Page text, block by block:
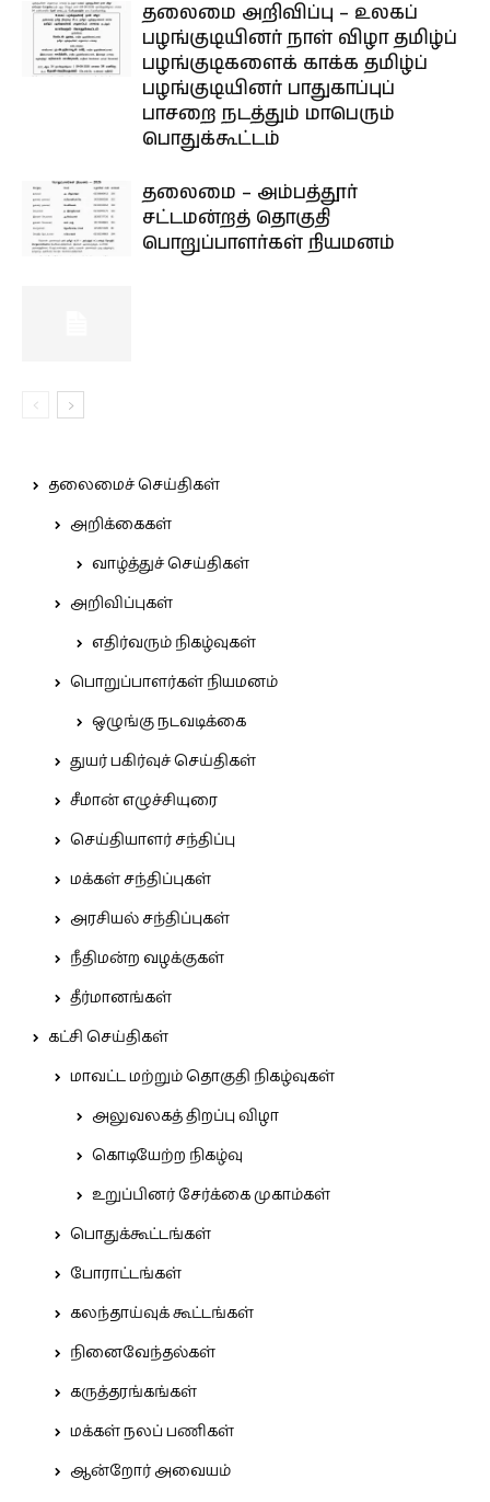
தலைமை அறிவிப்பு – உலகப்
பழங்குடியினர் நாள் விழா தமிழ்ப்
பழங்குடிகளைக் காக்க தமிழ்ப்
பழங்குடியினர் பாதுகாப்புப்
பாசறை நடத்தும் மாபெரும்
பொதுக்கூட்டம்
தலைமை – அம்பத்தூர்
சட்டமன்றத் தொகுதி
பொறுப்பாளர்கள் நியமனம்
தலைமைச் செய்திகள்
அறிக்கைகள்
வாழ்த்துச் செய்திகள்
அறிவிப்புகள்
எதிர்வரும் நிகழ்வுகள்
பொறுப்பாளர்கள் நியமனம்
ஒழுங்கு நடவடிக்கை
துயர் பகிர்வுச் செய்திகள்
சீமான் எழுச்சியுரை
செய்தியாளர் சந்திப்பு
மக்கள் சந்திப்புகள்
அரசியல் சந்திப்புகள்
நீதிமன்ற வழக்குகள்
தீர்மானங்கள்
கட்சி செய்திகள்
மாவட்ட மற்றும் தொகுதி நிகழ்வுகள்
அலுவலகத் திறப்பு விழா
கொடியேற்ற நிகழ்வு
உறுப்பினர் சேர்க்கை முகாம்கள்
பொதுக்கூட்டங்கள்
போராட்டங்கள்
கலந்தாய்வுக் கூட்டங்கள்
நினைவேந்தல்கள்
கருத்தரங்கங்கள்
மக்கள் நலப் பணிகள்
ஆன்றோர் அவையம்